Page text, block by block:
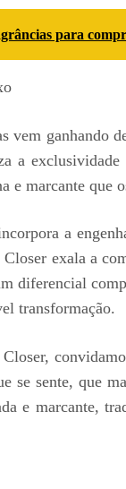
para
vem ganhando
a
e marcante que
a
exala a
diferencial
transformação.
se sente, que
e marcante,